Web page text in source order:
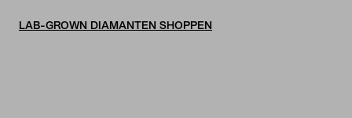
LAB-GROWN DIAMANTEN SHOPPEN